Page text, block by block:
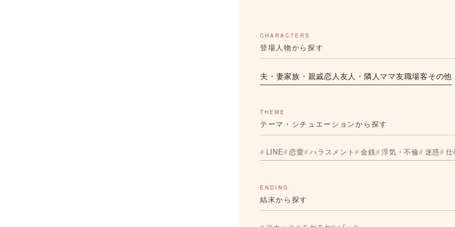
CHARACTERS
登場人物から探す
夫・妻家族・親戚恋人友人・隣人ママ友職場客その他
THEME
テーマ・シチュエーションから探す
LINE 恋愛 ハラスメント 金銭 浮気・不倫 迷惑 仕
ENDING
結末から探す